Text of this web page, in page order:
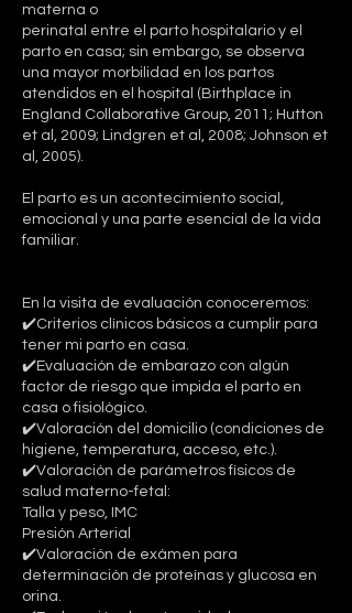
materna o
perinatal entre el parto hospitalario y el
parto en casa; sin embargo, se observa
una mayor morbilidad en los partos
atendidos en el hospital (Birthplace in
England Collaborative Group, 2011; Hutton
et al, 2009; Lindgren et al, 2008; Johnson et
al, 2005).
El parto es un acontecimiento social,
emocional y una parte esencial de la vida
familiar.
En la visita de evaluación conoceremos:
✔️Criterios clínicos básicos a cumplir para
tener mi parto en casa.
✔️Evaluación de embarazo con algún
factor de riesgo que impida el parto en
casa o fisiológico.
✔️Valoración del domicilio (condiciones de
higiene, temperatura, acceso, etc.).
✔️Valoración de parámetros físicos de
salud materno-fetal:
Talla y peso, IMC
Presión Arterial
✔️Valoración de exámen para
determinación de proteínas y glucosa en
orina.